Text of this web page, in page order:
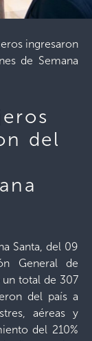
ingresaron
de Semana
del
Santa, del 09
General de
un total de 307
del país a
aéreas y
del 210%